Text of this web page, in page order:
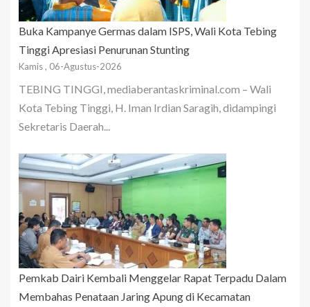
Buka Kampanye Germas dalam ISPS, Wali Kota Tebing
Tinggi Apresiasi Penurunan Stunting
Kamis , 06-Agustus-2026
TEBING TINGGI, mediaberantaskriminal.com – Wali
Kota Tebing Tinggi, H. Iman Irdian Saragih, didampingi
Sekretaris Daerah...
Pemkab Dairi Kembali Menggelar Rapat Terpadu Dalam
Membahas Penataan Jaring Apung di Kecamatan